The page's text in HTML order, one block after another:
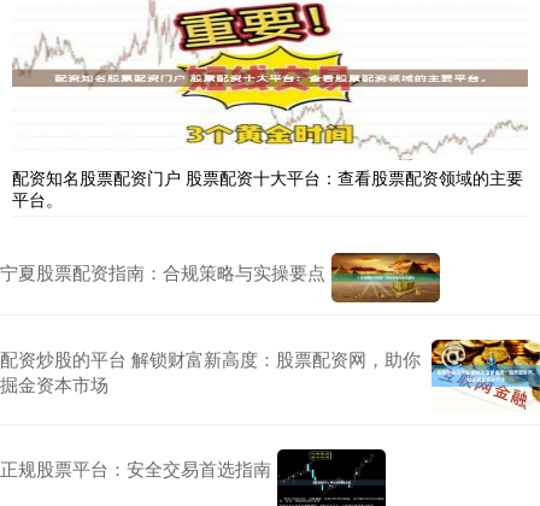
配资知名股票配资门户 股票配资十大平台：查看股票配资领域的主要
平台。
宁夏股票配资指南：合规策略与实操要点
配资炒股的平台 解锁财富新高度：股票配资网，助你
掘金资本市场
正规股票平台：安全交易首选指南